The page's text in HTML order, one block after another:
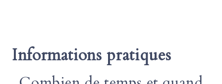
Informations pratiques